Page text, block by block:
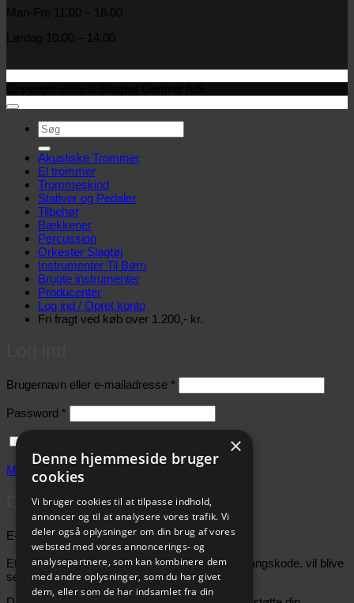
Man-Fre 11.00 – 18.00
Lørdag 10.00 – 14.00
Søg
efter:
Akustiske Trommer
El trommer
Trommeskind
Stativer og Pedaler
Tilbehør
Bækkener
Percussion
Orkester Slagtøj
Instrumenter Til Børn
Brugte instrumenter
Producenter
Log ind / Opret konto
Fri fragt ved køb over 1.200,- kr.
Brugernavn eller e-mailadresse *
Password *
Mistet dit password?
Opret konto
E-mailadresse*Påkrævet
Et link til en side, hvor du kan oprette en ny adgangskode, vil blive
sendt til din e-mailadresse.
×
Denne hjemmeside bruger
cookies
Vi bruger cookies til at tilpasse indhold,
annoncer og til at analysere vores trafik. Vi
deler også oplysninger om din brug af vores
websted med vores annoncerings- og
analysepartnere, som kan kombinere dem
med andre oplysninger, som du har givet
dem, eller som de har indsamlet fra din